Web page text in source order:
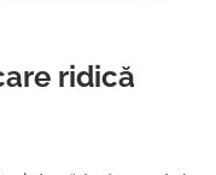
ridică